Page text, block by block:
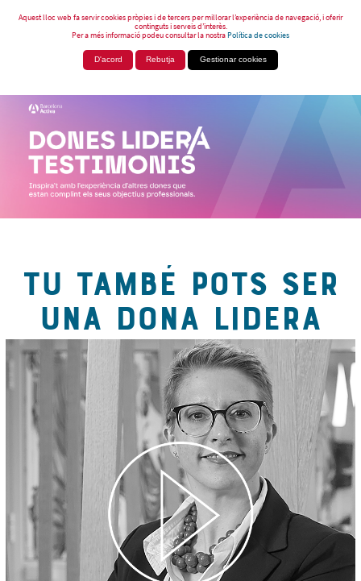
Aquest lloc web fa servir cookies pròpies i de tercers per millorar l’experiència de navegació, i oferir
continguts i serveis d’interès.
Per a més informació podeu consultar la nostraPolítica de cookies
D'acord Rebutja Gestionar cookies
TU TAMBÉ POTS SER
UNA DONA LIDERA